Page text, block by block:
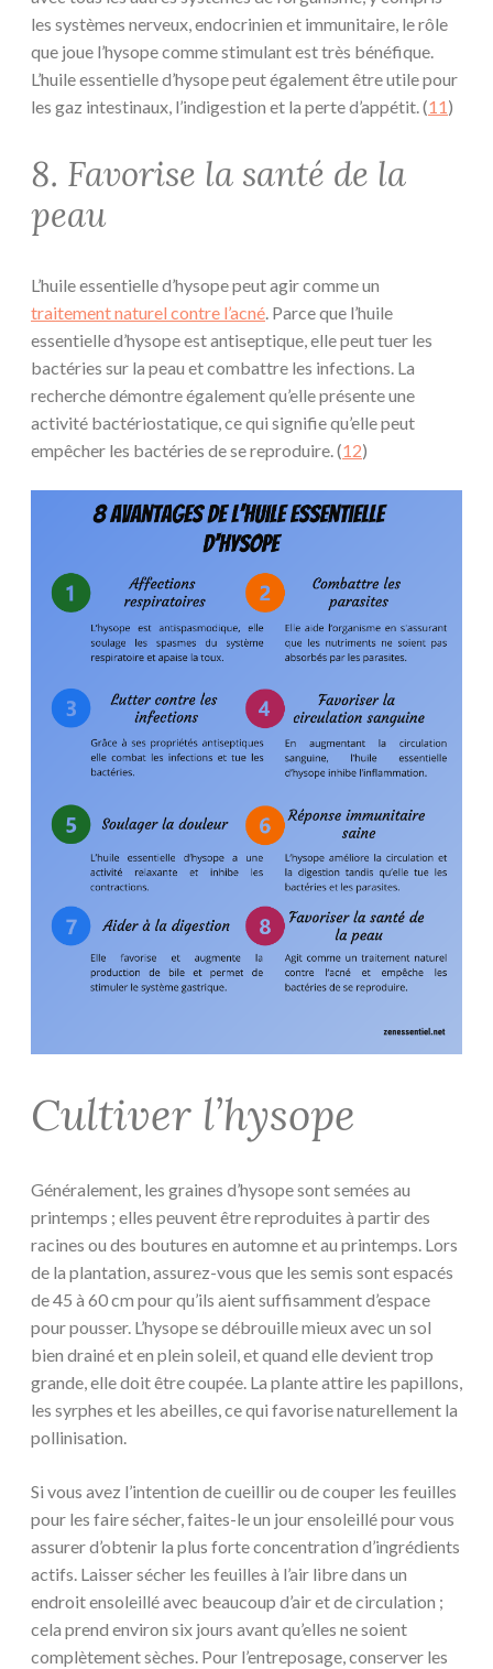
les systèmes nerveux, endocrinien et immunitaire, le rôle
que joue l’hysope comme stimulant est très bénéfique.
L’huile essentielle d’hysope peut également être utile pour
les gaz intestinaux, l’indigestion et la perte d’appétit. (11)
8. Favorise la santé de la
peau
L’huile essentielle d’hysope peut agir comme un
traitement naturel contre l’acné . Parce que l’huile
essentielle d’hysope est antiseptique, elle peut tuer les
bactéries sur la peau et combattre les infections. La
recherche démontre également qu’elle présente une
activité bactériostatique, ce qui signifie qu’elle peut
empêcher les bactéries de se reproduire. (12)
Cultiver l’hysope
Généralement, les graines d’hysope sont semées au
printemps ; elles peuvent être reproduites à partir des
racines ou des boutures en automne et au printemps. Lors
de la plantation, assurez-vous que les semis sont espacés
de 45 à 60 cm pour qu’ils aient suffisamment d’espace
pour pousser. L’hysope se débrouille mieux avec un sol
bien drainé et en plein soleil, et quand elle devient trop
grande, elle doit être coupée. La plante attire les papillons,
les syrphes et les abeilles, ce qui favorise naturellement la
pollinisation.
Si vous avez l’intention de cueillir ou de couper les feuilles
pour les faire sécher, faites-le un jour ensoleillé pour vous
assurer d’obtenir la plus forte concentration d’ingrédients
actifs. Laisser sécher les feuilles à l’air libre dans un
endroit ensoleillé avec beaucoup d’air et de circulation ;
cela prend environ six jours avant qu’elles ne soient
complètement sèches. Pour l’entreposage, conserver les